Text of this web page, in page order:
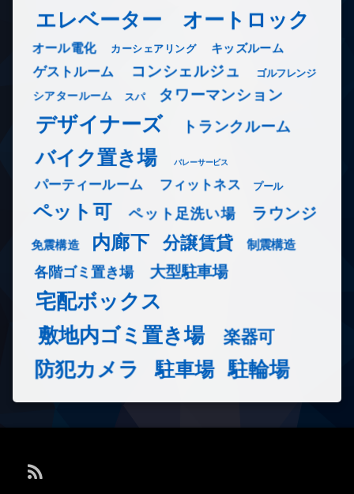
エレベーター オートロック
オール電化 カーシェアリング キッズルーム
ゲストルーム コンシェルジュ ゴルフレンジ
シアタールーム スパ タワーマンション
デザイナーズ トランクルーム
バイク置き場 バレーサービス
パーティールーム フィットネス プール
ペット可 ペット足洗い場 ラウンジ
免震構造 内廊下 分譲賃貸 制震構造
各階ゴミ置き場 大型駐車場
宅配ボックス
敷地内ゴミ置き場
楽器可
防犯カメラ 駐車場 駐輪場
RSS